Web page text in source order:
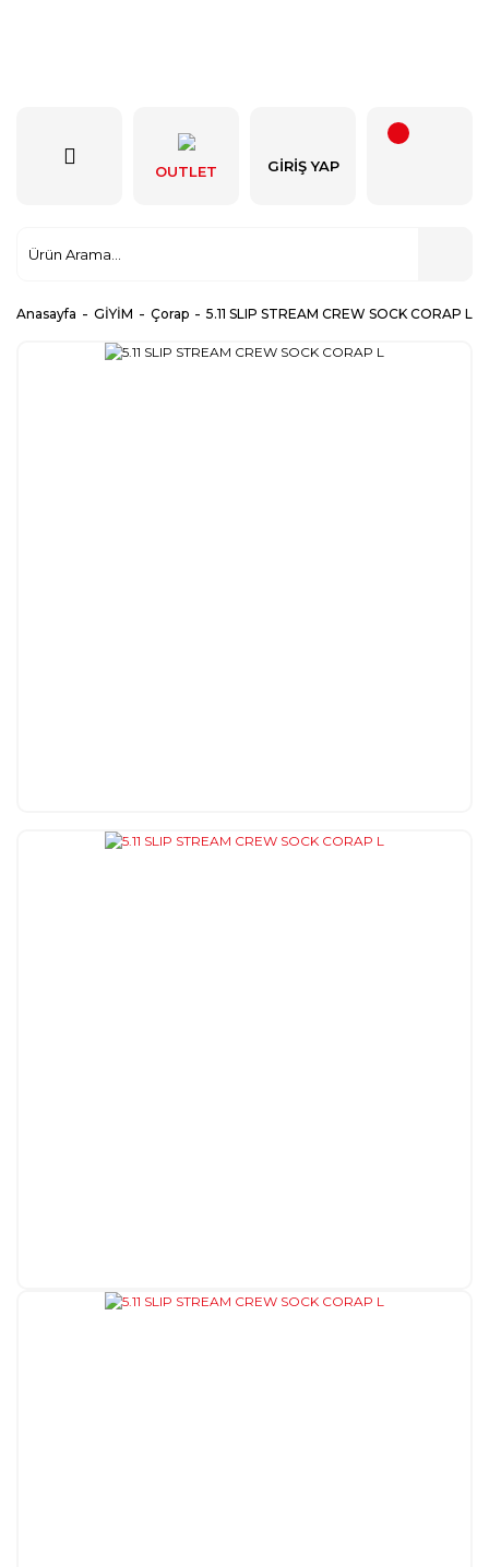
OUTLET GIRIŞ YAP
Anasayfa GİYİM Çorap 5.11 SLIP STREAM CREW SOCK CORAP L